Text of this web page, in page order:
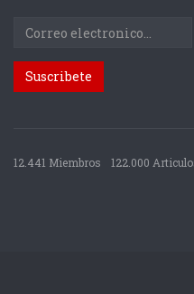
12.441 Miembros 122.000